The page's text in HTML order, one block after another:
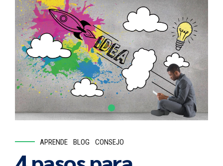
APRENDE BLOG CONSEJO